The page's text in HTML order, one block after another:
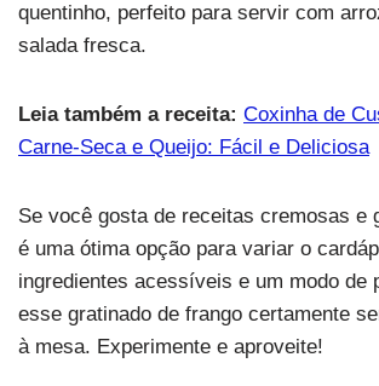
quentinho, perfeito para servir com
salada fresca.
Leia também a receita: Coxinha de
Carne-Seca e Queijo: Fácil e Deliciosa
Se você gosta de receitas cremosas e
é uma ótima opção para variar o
ingredientes acessíveis e um modo de
esse gratinado de frango certamente
à mesa. Experimente e aproveite!